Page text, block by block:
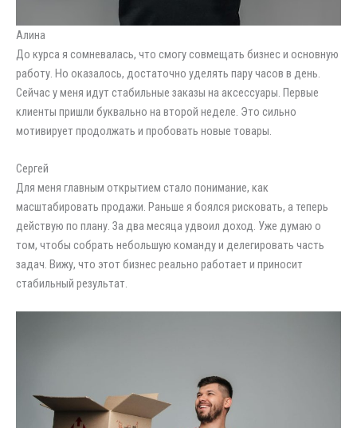
Алина
До курса я сомневалась, что смогу совмещать бизнес и основную
работу. Но оказалось, достаточно уделять пару часов в день.
Сейчас у меня идут стабильные заказы на аксессуары. Первые
клиенты пришли буквально на второй неделе. Это сильно
мотивирует продолжать и пробовать новые товары.
Сергей
Для меня главным открытием стало понимание, как
масштабировать продажи. Раньше я боялся рисковать, а теперь
действую по плану. За два месяца удвоил доход. Уже думаю о
том, чтобы собрать небольшую команду и делегировать часть
задач. Вижу, что этот бизнес реально работает и приносит
стабильный результат.